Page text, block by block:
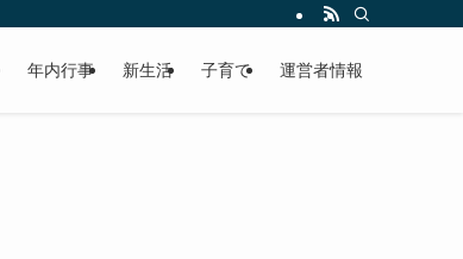
年内行事 新生活 子育て 運営者情報